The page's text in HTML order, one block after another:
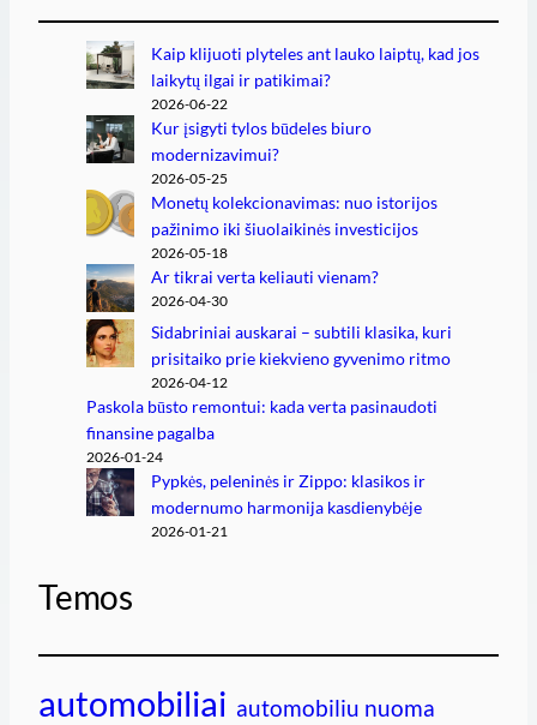
Kaip klijuoti plyteles ant lauko laiptų, kad jos
laikytų ilgai ir patikimai?
2026-06-22
Kur įsigyti tylos būdeles biuro
modernizavimui?
2026-05-25
Monetų kolekcionavimas: nuo istorijos
pažinimo iki šiuolaikinės investicijos
2026-05-18
Ar tikrai verta keliauti vienam?
2026-04-30
Sidabriniai auskarai – subtili klasika, kuri
prisitaiko prie kiekvieno gyvenimo ritmo
2026-04-12
Paskola būsto remontui: kada verta pasinaudoti
finansine pagalba
2026-01-24
Pypkės, peleninės ir Zippo: klasikos ir
modernumo harmonija kasdienybėje
2026-01-21
Temos
automobiliai automobiliu nuoma